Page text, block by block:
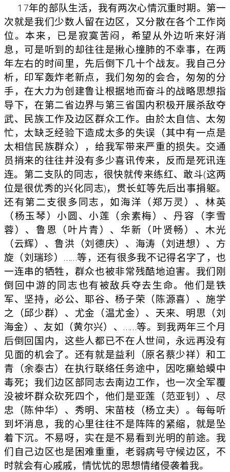
17年的部队生活，我有两次心情沉重时期。第一
次就是我们少数人留在边区，又分散在各个工作岗
位。本来，已是寂寞苦闷，希望从外边听来好消
息，可是听到的却往往是揪心撞肺的不幸事，在两
年左右的时间里，先后倒下几十个战友。我自己分
析，印军轰炸老新点，我们匆匆的会合，匆匆的分
手，在大力为创建鲁让根据地而奋斗的战略思想指
导下，在第二省边界与第三省国内积极开展杀敌夺
武、民族工作及边区群众工作。由於太自信、太匆
忙，太缺乏经验下造成太多的失误（其中有一点是
太相信民族群众），给我军带来严重的损失。交通
员捎来的往往并没有多少喜讯传来，反而是死讯连
连。第二支队的同志，很快就传来练红、敢斗(这两
位是很优秀的兴化同志)，贯长虹等先后出事捐躯。
还有第二支很多同志，如海洋（郑万灵）、林英
（杨玉琴）小圆、小莲（余素梅）、丹容（李雪
蓉）、鲁恩（叶片青）、华新（叶贤畅）、木光
（云辉）、鲁洪（刘德庆）、海涛（刘进想）、方
旋（刘瑞珍）……等，还有很多我不记得名字了，也
一连串的牺牲，群众也被非常残酷地迫害。我们刚
倒回中游的同志也有被敌兵夺去生命。他们是铁
军、坚持，必公、耶谷、杨子荣（陈源喜）、施学
之（邱少群）、尤金（温尤金）、天来、明思（刘
海金）、友如（黄尔兴）、……等。到我两年三个月
后倒回国内，这些人都已不在人世间，永远再没有
见面的机会了。还有就是益利（原名蔡少祥）和工
青（余泰古）在执行联络任务途中，因吃癞蛤蟆中
毒死；我们边区部同志去南边工作，也一次全军覆
没被坏群众砍死四个，他们是亚莲（范亚钊）、尽
忠（陈仲华）、秀明、宋苗枝（杨立夫）。每每听
到坏消息，我的心里往往不是阵阵的紧缩，就是坠
着下沉。不易呀，实在是不易看到光明的前途。 我
们自己边区也是困难重重，老弱病号守候边区，不
时就会有心戚戚，情忧忧的思想情绪侵袭着我。